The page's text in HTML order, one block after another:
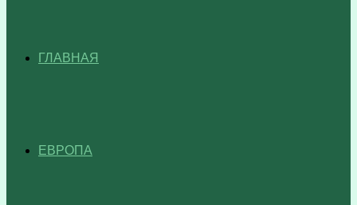
ГЛАВНАЯ
ЕВРОПА